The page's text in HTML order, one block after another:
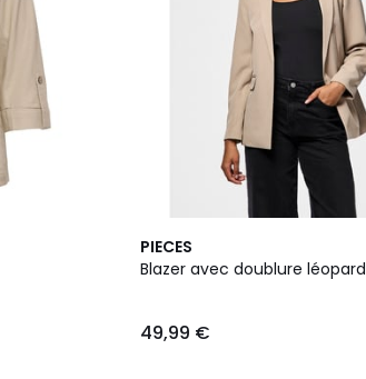
PIECES
Blazer avec doublure léopard
49,99 €
4
/